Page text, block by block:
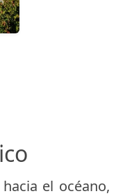
el océano,